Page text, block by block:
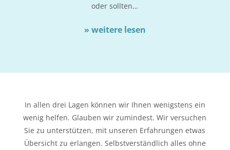
oder sollten…
» wei­te­re lesen
In allen drei Lagen kön­nen wir Ihnen wenigs­tens ein
wenig hel­fen. Glau­ben wir zumin­dest. Wir ver­su­chen
Sie zu unter­stüt­zen, mit unse­ren Erfah­run­gen etwas
Über­sicht zu erlan­gen. Selbst­ver­ständ­lich alles ohne